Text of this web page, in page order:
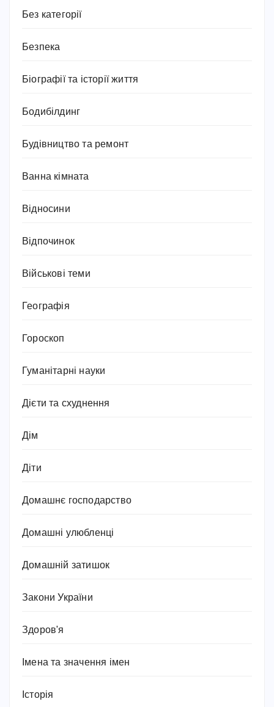
Без категорії
Безпека
Біографії та історії життя
Бодибілдинг
Будівництво та ремонт
Ванна кімната
Відносини
Відпочинок
Військові теми
Географія
Гороскоп
Гуманітарні науки
Дієти та схуднення
Дім
Діти
Домашнє господарство
Домашні улюбленці
Домашній затишок
Закони України
Здоров'я
Імена та значення імен
Історія